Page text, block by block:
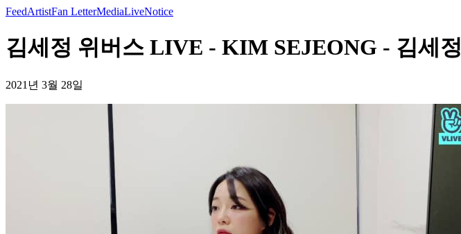
FeedArtistFan LetterMediaLiveNotice
김세정 위버스 LIVE - KIM SEJEONG - 김세정
2021년 3월 28일